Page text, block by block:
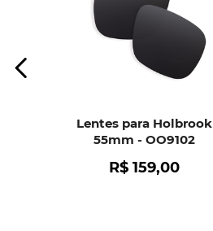
Lentes para Holbrook
55mm - OO9102
R$ 159,00